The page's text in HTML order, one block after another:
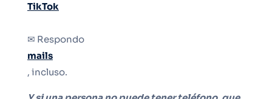
TikTok
✉ Respondo
mails
, incluso.